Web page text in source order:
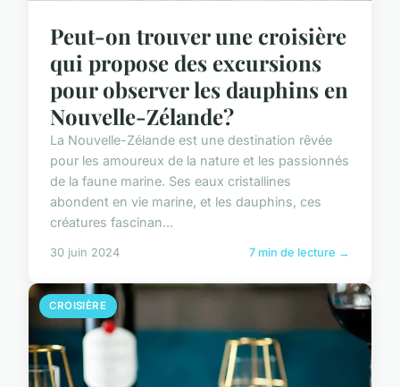
Peut-on trouver une croisière
qui propose des excursions
pour observer les dauphins en
Nouvelle-Zélande?
La Nouvelle-Zélande est une destination rêvée
pour les amoureux de la nature et les passionnés
de la faune marine. Ses eaux cristallines
abondent en vie marine, et les dauphins, ces
créatures fascinan...
30 juin 2024 7 min de lecture →
CROISIÈRE